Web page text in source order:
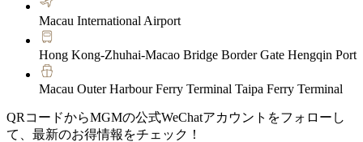
Macau International Airport
Hong Kong-Zhuhai-Macao Bridge Border Gate Hengqin Port
Macau Outer Harbour Ferry Terminal Taipa Ferry Terminal
QRコードからMGMの公式WeChatアカウントをフォローし
て、最新のお得情報をチェック！